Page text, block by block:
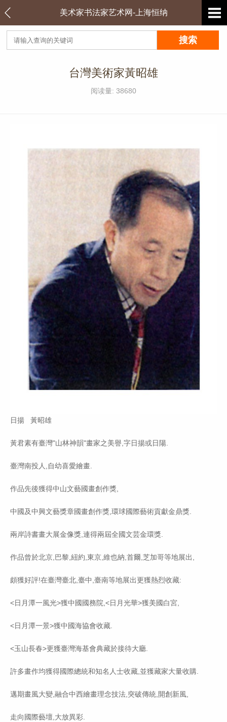
美术家书法家艺术网-上海恒纳
台灣美術家黃昭雄
阅读量: 38680
日揚 黃昭雄
黃君素有臺灣"山林神韻"畫家之美譽,字日揚或日陽.
臺灣南投人,自幼喜愛繪畫.
作品先後獲得中山文藝國畫創作獎,
中國及中興文藝獎章國畫創作獎,環球國際藝術貢獻金鼎獎.
兩岸詩書畫大展金像獎,連得兩屆全國文芸金環獎.
作品曾於北京,巴黎,紐約,東京,維也納,首爾,芝加哥等地展出,
頗獲好評!在臺灣臺北,臺中,臺南等地展出更獲熱烈收藏:
<日月潭一風光>獲中國國務院,<日月光華>獲美國白宮,
<日月潭一景>獲中國海協會收藏.
<玉山長春>更獲臺灣海基會典藏於接待大廳.
許多畫作均獲得國際總統和知名人士收藏,並獲藏家大量收購.
邁期畫風大變,融合中西繪畫理念技法,突破傳統,開創新風,
走向國際藝壇,大放異彩.